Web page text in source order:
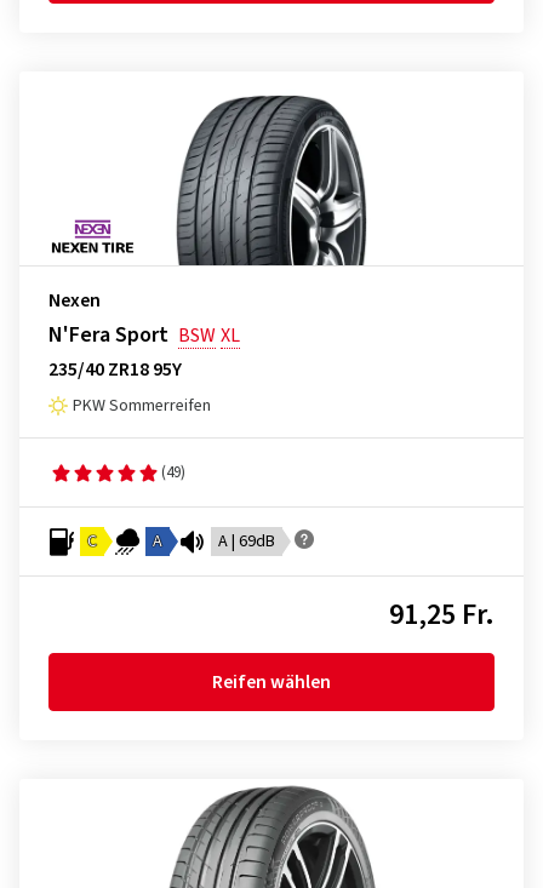
Nexen
N'Fera Sport BSWXL
235/40 ZR18 95Y
PKW Sommerreifen
(49)
C A A | 69dB
91,25 Fr.
Reifen wählen